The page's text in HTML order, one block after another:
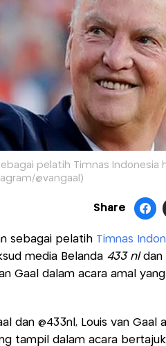
pelatih Timnas Indonesia
@vangaal)
Share
sebagai pelatih Timnas
media Belanda 433 nldan
Gaal dalam acara amal
dan @433nl, Louis van Gaal
tampil dalam acara bertajuk